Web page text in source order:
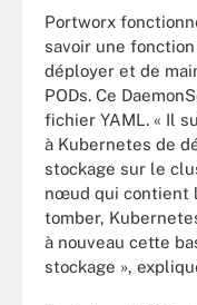
Portworx
savoir une
déployer et de
PODs. Ce
fichier YAML. « Il
à Kubernetes de
stockage sur le
nœud qui contient
tomber,
à nouveau cette
stockage »,